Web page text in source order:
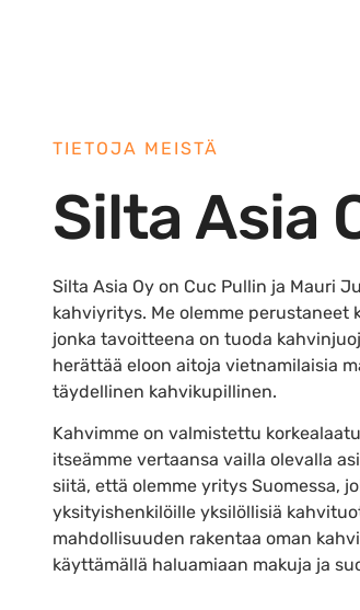
TIETOJA MEISTÄ
Silta Asia
Silta Asia Oy on Cuc Pullin ja Mauri
kahviyritys. Me olemme perustaneet
jonka tavoitteena on tuoda
herättää eloon aitoja vietnamilaisia
täydellinen kahvikupillinen.
Kahvimme on valmistettu
itseämme vertaansa vailla olevalla
siitä, että olemme yritys Suomessa,
yksityishenkilöille yksilöllisiä
mahdollisuuden rakentaa oman
käyttämällä haluamiaan makuja ja